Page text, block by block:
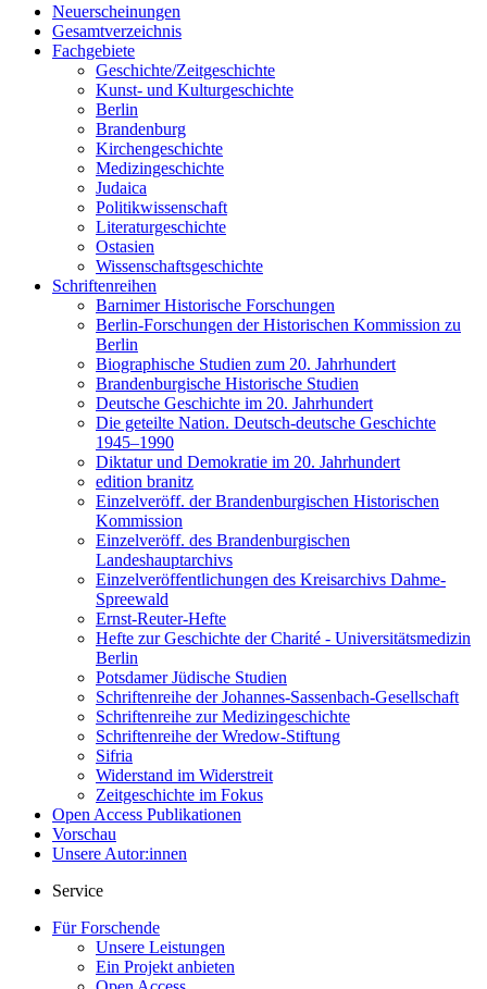
Neuerscheinungen
Gesamtverzeichnis
Fachgebiete
Geschichte/Zeitgeschichte
Kunst- und Kulturgeschichte
Berlin
Brandenburg
Kirchengeschichte
Medizingeschichte
Judaica
Politikwissenschaft
Literaturgeschichte
Ostasien
Wissenschaftsgeschichte
Schriftenreihen
Barnimer Historische Forschungen
Berlin-Forschungen der Historischen Kommission zu
Berlin
Biographische Studien zum 20. Jahrhundert
Brandenburgische Historische Studien
Deutsche Geschichte im 20. Jahrhundert
Die geteilte Nation. Deutsch-deutsche Geschichte
1945–1990
Diktatur und Demokratie im 20. Jahrhundert
edition branitz
Einzelveröff. der Brandenburgischen Historischen
Kommission
Einzelveröff. des Brandenburgischen
Landeshauptarchivs
Einzelveröffentlichungen des Kreisarchivs Dahme-
Spreewald
Ernst-Reuter-Hefte
Hefte zur Geschichte der Charité - Universitätsmedizin
Berlin
Potsdamer Jüdische Studien
Schriftenreihe der Johannes-Sassenbach-Gesellschaft
Schriftenreihe zur Medizingeschichte
Schriftenreihe der Wredow-Stiftung
Sifria
Widerstand im Widerstreit
Zeitgeschichte im Fokus
Open Access Publikationen
Vorschau
Unsere Autor:innen
Service
Für Forschende
Unsere Leistungen
Ein Projekt anbieten